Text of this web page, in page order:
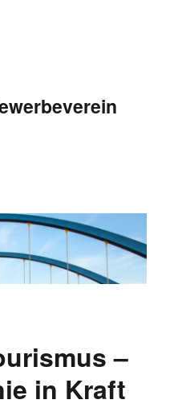
–
in Kraft